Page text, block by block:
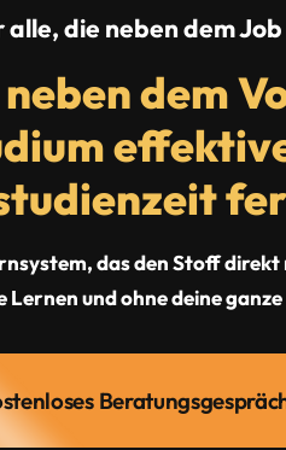
alle, die neben dem
dem
das den Stoff
Lernen und ohne deine